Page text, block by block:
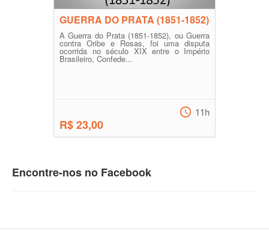
GUERRA DO PRATA (1851-1852)
A Guerra do Prata (1851-1852), ou Guerra
contra Oribe e Rosas, foi uma disputa
ocorrida no século XIX entre o Império
Brasileiro, Confede...
R$ 23,00
11h
Encontre-nos no Facebook